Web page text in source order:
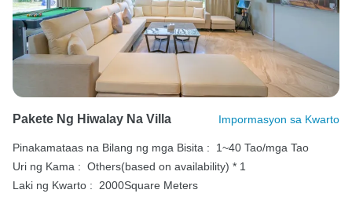
Pakete Ng Hiwalay Na Villa Impormasyon sa Kwarto
Pinakamataas na Bilang ng mga Bisita :
1~40 Tao/mga Tao
Uri ng Kama : Others(based on availability) * 1
Laki ng Kwarto :
2000Square Meters